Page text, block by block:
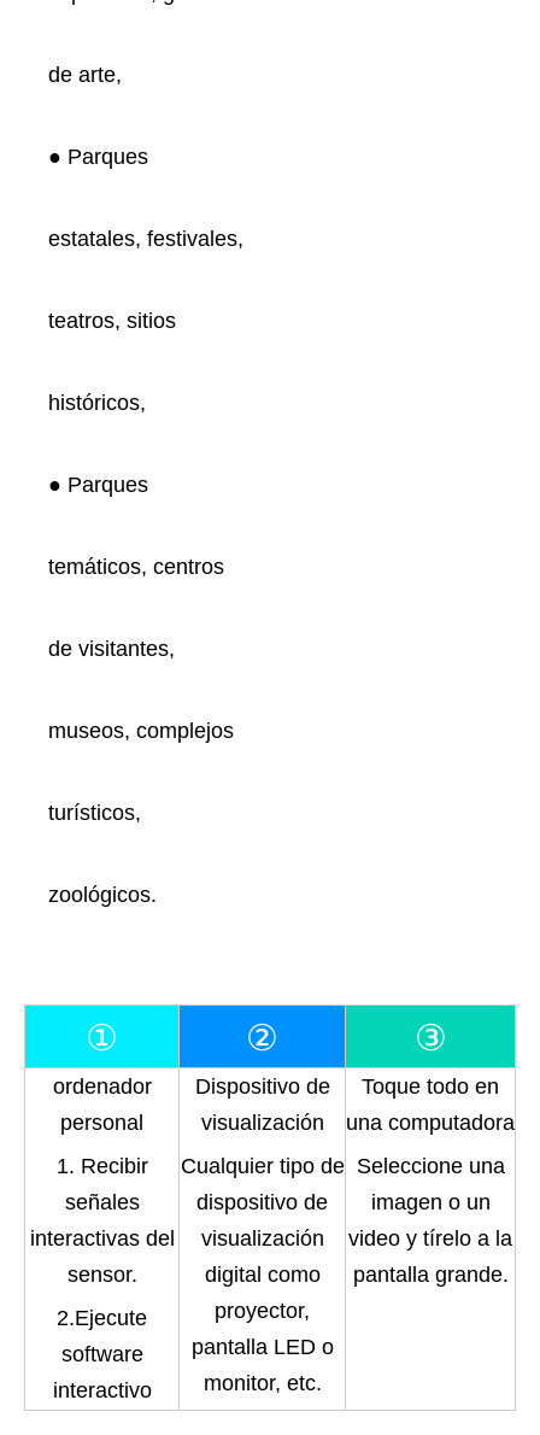
de arte,
● Parques
estatales, festivales,
teatros, sitios
históricos,
● Parques
temáticos, centros
de visitantes,
museos, complejos
turísticos,
zoológicos.
① ② ③
ordenador
personal
1. Recibir
señales
interactivas del
sensor.
2.Ejecute
software
interactivo
Dispositivo de
visualización
Cualquier tipo de
dispositivo de
visualización
digital como
proyector,
pantalla LED o
monitor, etc.
Toque todo en
una computadora
Seleccione una
imagen o un
video y tírelo a la
pantalla grande.